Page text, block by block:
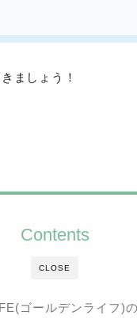
ましょう！
CLOSE
Contents
ゴールデンライフ)